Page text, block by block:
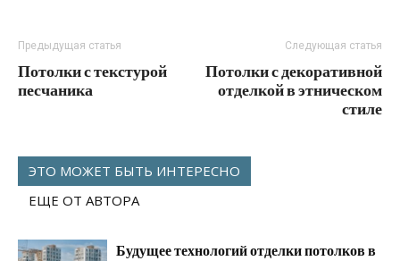
Предыдущая статья
Потолки с текстурой
песчаника
Следующая статья
Потолки с декоративной
отделкой в этническом
стиле
ЭТО МОЖЕТ БЫТЬ ИНТЕРЕСНО
ЕЩЕ ОТ АВТОРА
Будущее технологий отделки потолков в